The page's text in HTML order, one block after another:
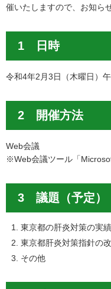
催いたしますので、お知ら
1 日時
令和4年2月3日（木曜日）
2 開催方法
Web会議
※Web会議ツール「
3 議題（予定）
東京都の肝炎対策の実
東京都肝炎対策指針の
その他